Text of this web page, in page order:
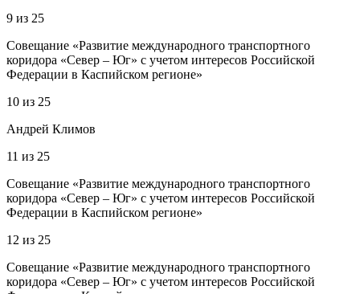
9 из 25
Совещание «Развитие международного транспортного
коридора «Север – Юг» с учетом интересов Российской
Федерации в Каспийском регионе»
10 из 25
Андрей Климов
11 из 25
Совещание «Развитие международного транспортного
коридора «Север – Юг» с учетом интересов Российской
Федерации в Каспийском регионе»
12 из 25
Совещание «Развитие международного транспортного
коридора «Север – Юг» с учетом интересов Российской